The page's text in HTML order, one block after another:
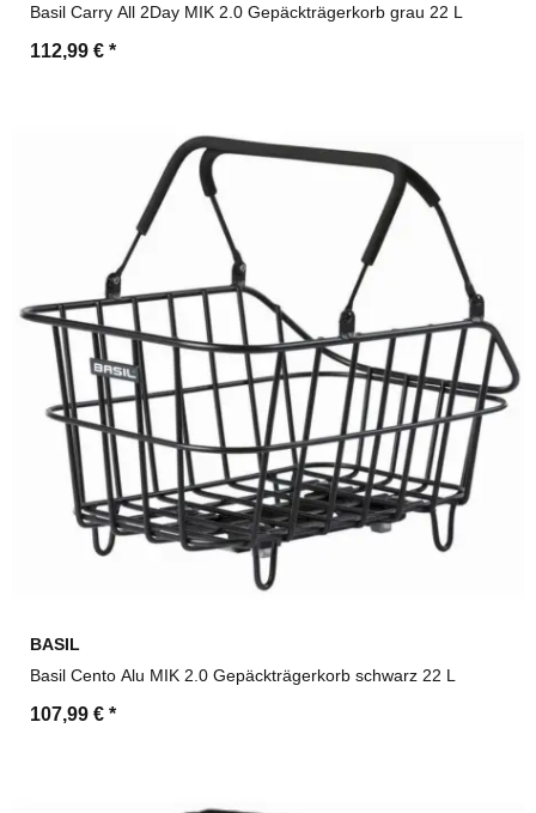
Basil Carry All 2Day MIK 2.0 Gepäckträgerkorb grau 22 L
112,99 € *
BASIL
Basil Cento Alu MIK 2.0 Gepäckträgerkorb schwarz 22 L
107,99 € *